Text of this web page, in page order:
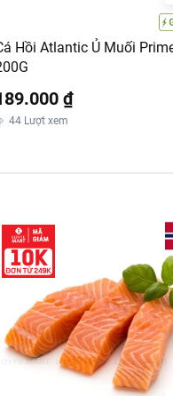
Hồi Atlantic Ủ Muối
₫
44 Lượt xem